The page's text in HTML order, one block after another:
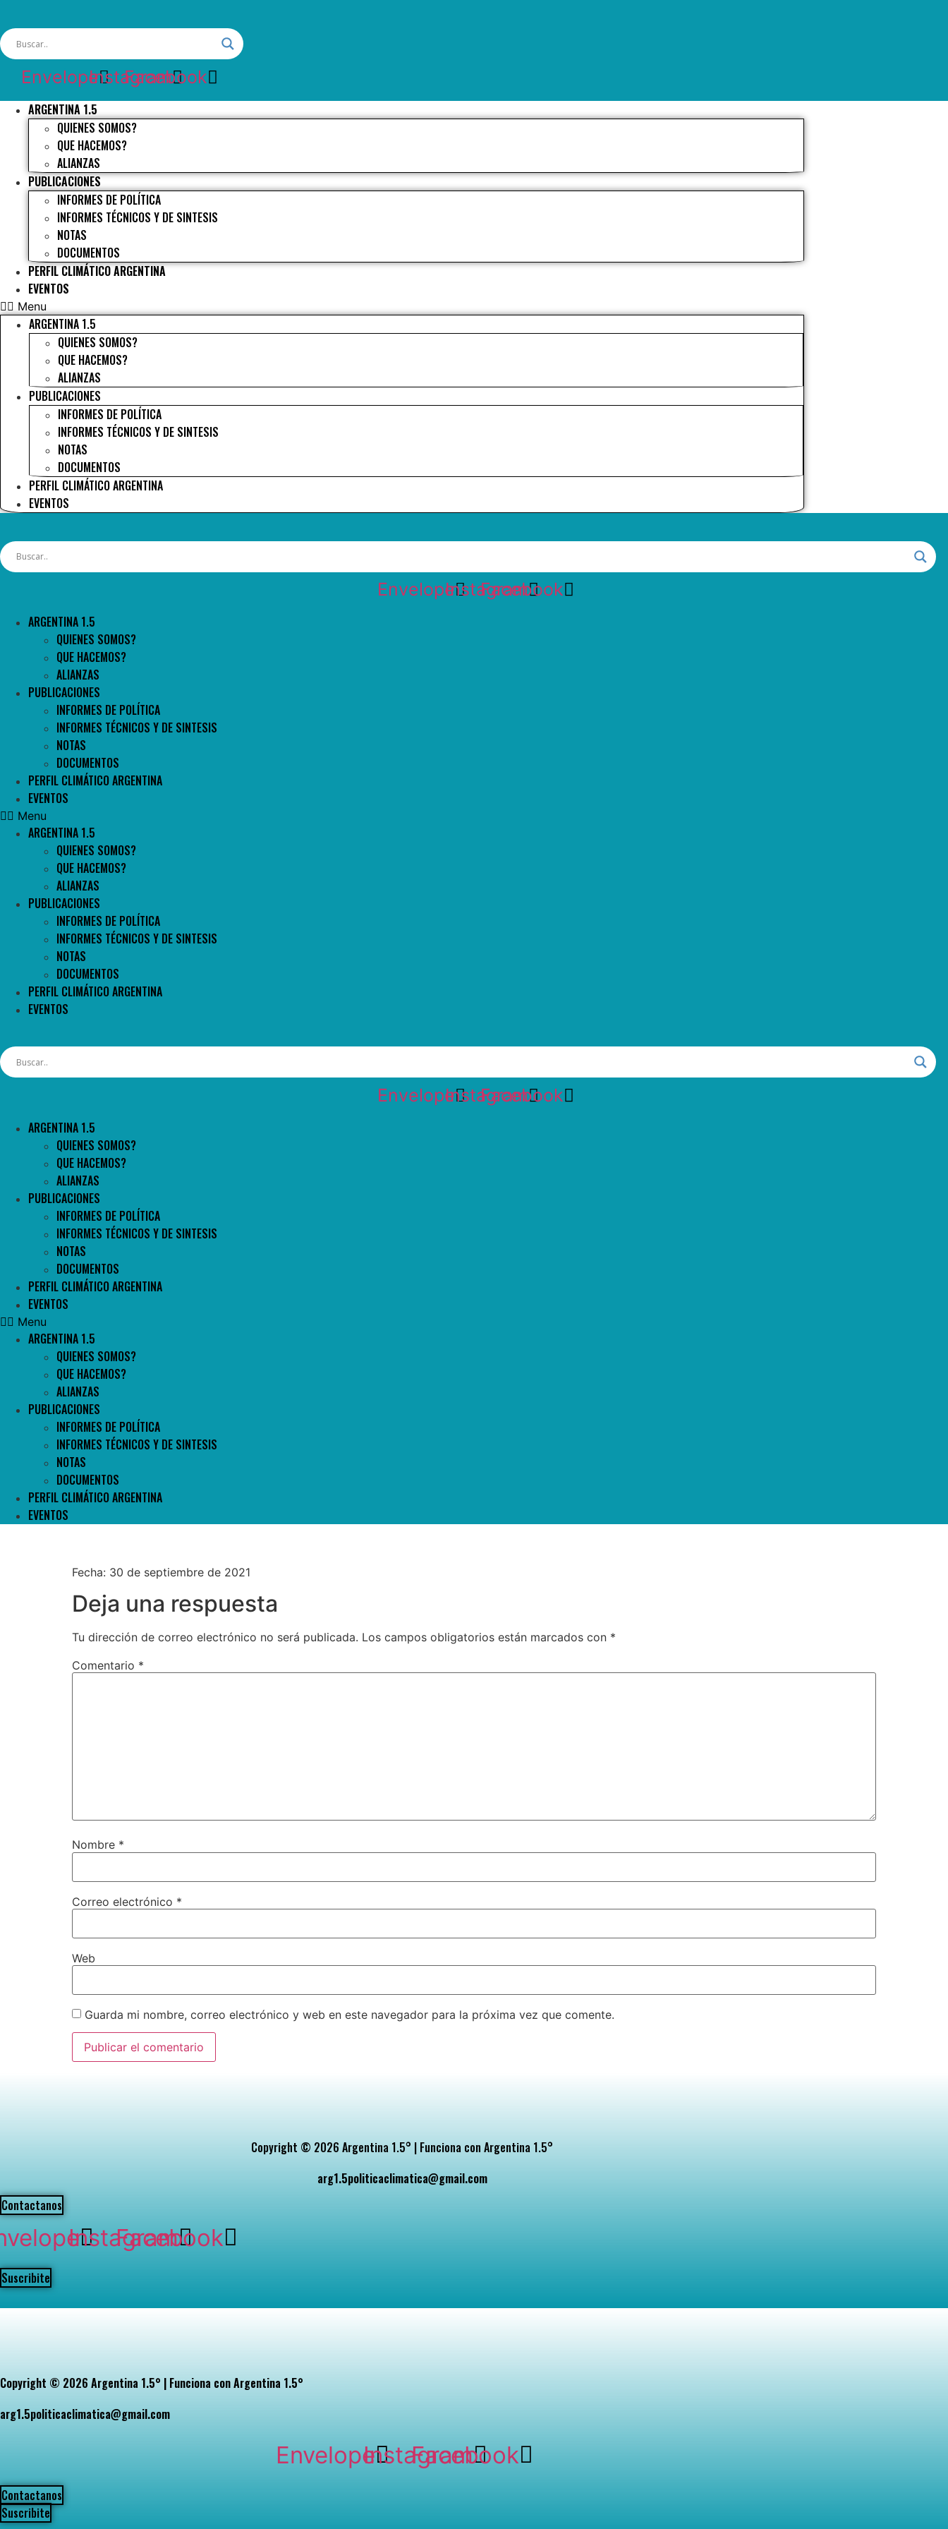
EnvelopeInstagram
Facebook
ARGENTINA 1.5
QUIENES SOMOS?
QUE HACEMOS?
ALIANZAS
PUBLICACIONES
INFORMES DE POLÍTICA
INFORMES TÉCNICOS Y DE SINTESIS
NOTAS
DOCUMENTOS
PERFIL CLIMÁTICO ARGENTINA
EVENTOS
Menu
ARGENTINA 1.5
QUIENES SOMOS?
QUE HACEMOS?
ALIANZAS
PUBLICACIONES
INFORMES DE POLÍTICA
INFORMES TÉCNICOS Y DE SINTESIS
NOTAS
DOCUMENTOS
PERFIL CLIMÁTICO ARGENTINA
EVENTOS
EnvelopeInstagram
Facebook
ARGENTINA 1.5
QUIENES SOMOS?
QUE HACEMOS?
ALIANZAS
PUBLICACIONES
INFORMES DE POLÍTICA
INFORMES TÉCNICOS Y DE SINTESIS
NOTAS
DOCUMENTOS
PERFIL CLIMÁTICO ARGENTINA
EVENTOS
Menu
ARGENTINA 1.5
QUIENES SOMOS?
QUE HACEMOS?
ALIANZAS
PUBLICACIONES
INFORMES DE POLÍTICA
INFORMES TÉCNICOS Y DE SINTESIS
NOTAS
DOCUMENTOS
PERFIL CLIMÁTICO ARGENTINA
EVENTOS
EnvelopeInstagram
Facebook
ARGENTINA 1.5
QUIENES SOMOS?
QUE HACEMOS?
ALIANZAS
PUBLICACIONES
INFORMES DE POLÍTICA
INFORMES TÉCNICOS Y DE SINTESIS
NOTAS
DOCUMENTOS
PERFIL CLIMÁTICO ARGENTINA
EVENTOS
Menu
ARGENTINA 1.5
QUIENES SOMOS?
QUE HACEMOS?
ALIANZAS
PUBLICACIONES
INFORMES DE POLÍTICA
INFORMES TÉCNICOS Y DE SINTESIS
NOTAS
DOCUMENTOS
PERFIL CLIMÁTICO ARGENTINA
EVENTOS
Fecha: 30 de septiembre de 2021
Deja una respuesta
Tu dirección de correo electrónico no será publicada. Los campos obligatorios están marcados con *
Comentario *
Nombre *
Correo electrónico *
Web
Guarda mi nombre, correo electrónico y web en este navegador para la próxima vez que comente.
Copyright © 2026 Argentina 1.5° | Funciona con Argentina 1.5°
arg1.5politicaclimatica@gmail.com
Contactanos
Instagram
Facebook
Suscribite
Copyright © 2026 Argentina 1.5° | Funciona con Argentina 1.5°
arg1.5politicaclimatica@gmail.com
EnvelopeInstagram
Facebook
Contactanos
Suscribite